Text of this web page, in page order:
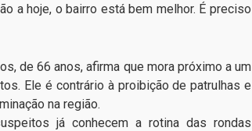
a hoje, o bairro está bem melhor. É preciso
de 66 anos, afirma que mora próximo a um
Ele é contrário à proibição de patrulhas e
na região.
já conhecem a rotina das rondas